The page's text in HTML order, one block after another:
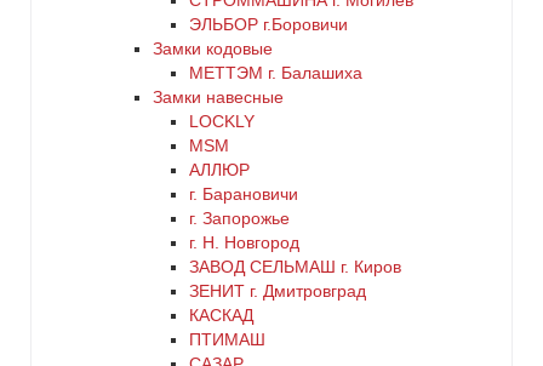
ЭЛЬБОР г.Боровичи
Замки кодовые
МЕТТЭМ г. Балашиха
Замки навесные
LOCKLY
MSM
АЛЛЮР
г. Барановичи
г. Запорожье
г. Н. Новгород
ЗАВОД СЕЛЬМАШ г. Киров
ЗЕНИТ г. Дмитровград
КАСКАД
ПТИМАШ